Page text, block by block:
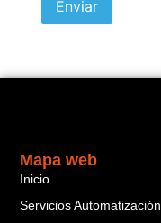
Mapa web
Inicio
Servicios Automatización